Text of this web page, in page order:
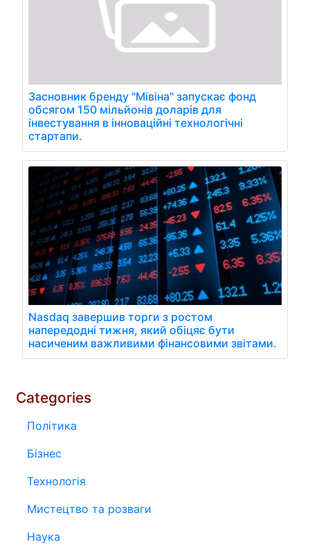
Засновник бренду "Мівіна" запускає фонд
обсягом 150 мільйонів доларів для
інвестування в інноваційні технологічні
стартапи.
Nasdaq завершив торги з ростом
напередодні тижня, який обіцяє бути
насиченим важливими фінансовими звітами.
Categories
Політика
Бізнес
Технологія
Мистецтво та розваги
Наука